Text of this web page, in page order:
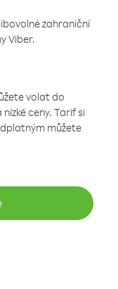
zahraniční
Viber.
volat do
ceny. Tarif si
můžete